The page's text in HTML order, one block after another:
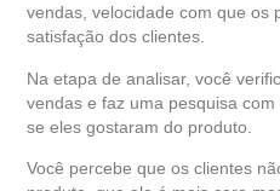
vendas, velocidade com que os
satisfação dos clientes.
Na etapa de analisar, você
vendas e faz uma pesquisa
se eles gostaram do produto.
Você percebe que os clientes